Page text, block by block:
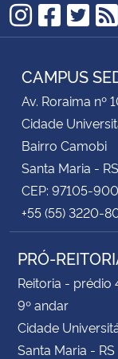
CAMPUS
Av. Roraima nº
Cidade
Bairro Camobi
Santa Maria - RS
CEP: 97105-900
+55 (55) 3220-
PRÓ-
Reitoria - prédio
9º andar
Cidade
Santa Maria - RS